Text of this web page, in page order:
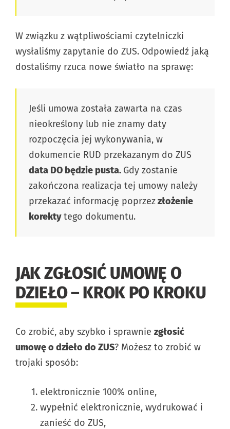
W związku z wątpliwościami czytelniczki
wysłaliśmy zapytanie do ZUS. Odpowiedź jaką
dostaliśmy rzuca nowe światło na sprawę:
Jeśli umowa została zawarta na czas
nieokreślony lub nie znamy daty
rozpoczęcia jej wykonywania, w
dokumencie RUD przekazanym do ZUS
data DO będzie pusta. Gdy zostanie
zakończona realizacja tej umowy należy
przekazać informację poprzezzłożenie
korektytego dokumentu.
JAK ZGŁOSIĆ UMOWĘ O
DZIEŁO – KROK PO KROKU
Co zrobić, aby szybko i sprawnie zgłosić
umowę o dzieło do ZUS? Możesz to zrobić w
trojaki sposób:
elektronicznie 100% online,
wypełnić elektronicznie, wydrukować i
zanieść do ZUS,